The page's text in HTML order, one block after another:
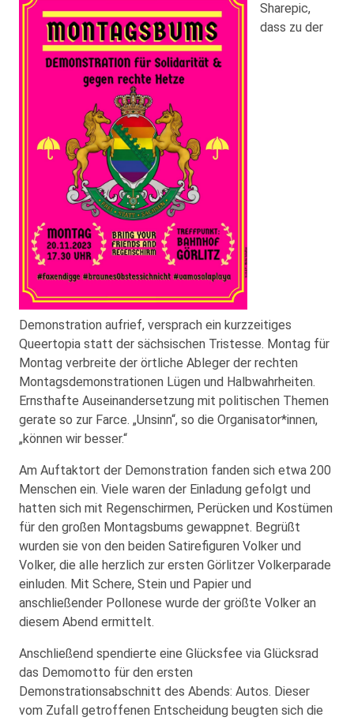
Sharepic,
dass zu der
Demonstration aufrief, versprach ein kurzzeitiges
Queertopia statt der sächsischen Tristesse. Montag für
Montag verbreite der örtliche Ableger der rechten
Montagsdemonstrationen Lügen und Halbwahrheiten.
Ernsthafte Auseinandersetzung mit politischen Themen
gerate so zur Farce. „Unsinn“, so die Organisator*innen,
„können wir besser.“
Am Auftaktort der Demonstration fanden sich etwa 200
Menschen ein. Viele waren der Einladung gefolgt und
hatten sich mit Regenschirmen, Perücken und Kostümen
für den großen Montagsbums gewappnet. Begrüßt
wurden sie von den beiden Satirefiguren Volker und
Volker, die alle herzlich zur ersten Görlitzer Volkerparade
einluden. Mit Schere, Stein und Papier und
anschließender Pollonese wurde der größte Volker an
diesem Abend ermittelt.
Anschließend spendierte eine Glücksfee via Glücksrad
das Demomotto für den ersten
Demonstrationsabschnitt des Abends: Autos. Dieser
vom Zufall getroffenen Entscheidung beugten sich die